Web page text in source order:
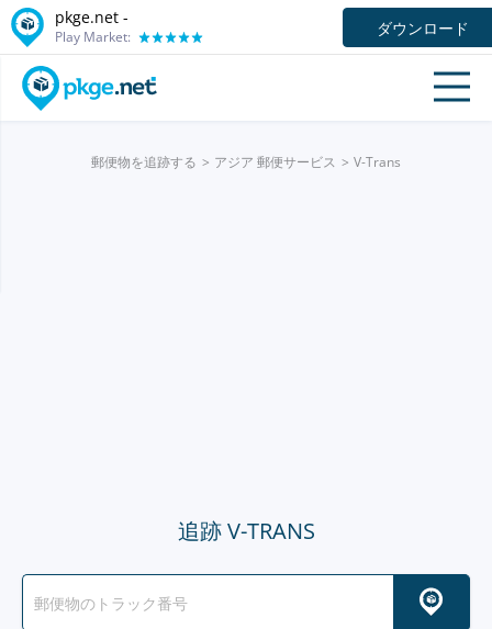
pkge.net -
Play Market: ダウンロード
郵便物を追跡する アジア 郵便サービス V-Trans
追跡 V-TRANS